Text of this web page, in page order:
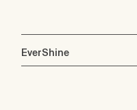
EverShine